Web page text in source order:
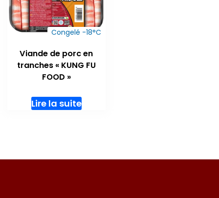
Congelé -18°C
Viande de porc en
tranches « KUNG FU
FOOD »
Lire la suite